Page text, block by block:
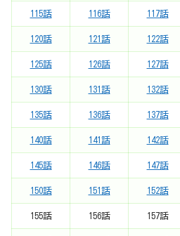
115話 116話 117話
120話 121話 122話
125話 126話 127話
130話 131話 132話
135話 136話 137話
140話 141話 142話
145話 146話 147話
150話 151話 152話
155話 156話 157話